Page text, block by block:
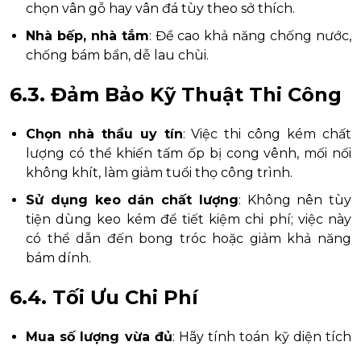
chọn vân gỗ hay vân đá tùy theo sở thích.
Nhà bếp, nhà tắm: Đề cao khả năng chống nước,
chống bám bẩn, dễ lau chùi.
6.3. Đảm Bảo Kỹ Thuật Thi Công
Chọn nhà thầu uy tín: Việc thi công kém chất
lượng có thể khiến tấm ốp bị cong vênh, mối nối
không khít, làm giảm tuổi thọ công trình.
Sử dụng keo dán chất lượng: Không nên tùy
tiện dùng keo kém để tiết kiệm chi phí; việc này
có thể dẫn đến bong tróc hoặc giảm khả năng
bám dính.
6.4. Tối Ưu Chi Phí
Mua số lượng vừa đủ: Hãy tính toán kỹ diện tích